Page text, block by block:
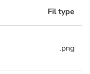
Fil type
.png